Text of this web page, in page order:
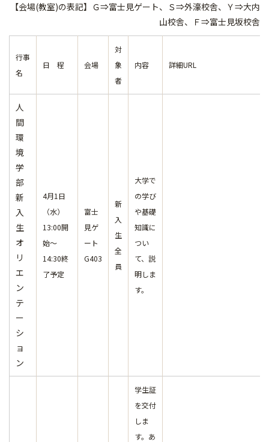
【会場(教室)の表記】Ｇ⇒富士見ゲート、Ｓ⇒外濠校舎、Ｙ⇒大内
山校舎、Ｆ⇒富士見坂校舎
行事
名
日 程 会場
対
象
者
内容 詳細URL
人
間
環
境
学
部
新
入
生
オ
リ
エ
ン
テ
ー
シ
ョ
ン
4月1日
（水）
13:00開
始～
14:30終
了予定
富士
見ゲ
ート
G403
新
入
生
全
員
大学で
の学び
や基礎
知識に
つい
て、説
明しま
す。
学生証
を交付
しま
す。あ